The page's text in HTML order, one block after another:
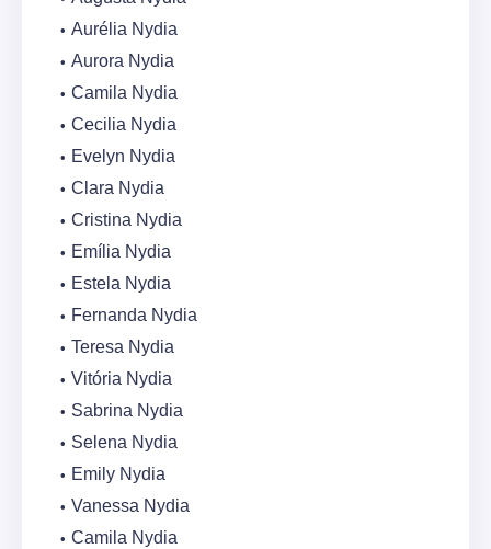
Aurélia Nydia
Aurora Nydia
Camila Nydia
Cecilia Nydia
Evelyn Nydia
Clara Nydia
Cristina Nydia
Emília Nydia
Estela Nydia
Fernanda Nydia
Teresa Nydia
Vitória Nydia
Sabrina Nydia
Selena Nydia
Emily Nydia
Vanessa Nydia
Camila Nydia